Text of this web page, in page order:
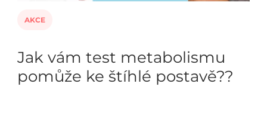
AKCE
Jak vám test metabolismu
pomůže ke štíhlé postavě??